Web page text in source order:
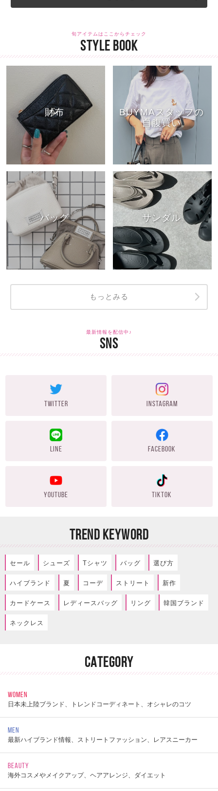
旬アイテムはここからチェック
STYLE BOOK
財布
BUYMAスタッフの
自腹買い
バッグ サンダル
もっとみる
最新情報を配信中♪
SNS
TWITTER INSTAGRAM
LINE FACEBOOK
YOUTUBE TIKTOK
TREND KEYWORD
セール シューズ Tシャツ バッグ 選び方
ハイブランド 夏 コーデ ストリート 新作
カードケース レディースバッグ リング 韓国ブランド
ネックレス
CATEGORY
WOMEN
日本未上陸ブランド、トレンドコーディネート、オシャレのコツ
MEN
最新ハイブランド情報、ストリートファッション、レアスニーカー
BEAUTY
海外コスメやメイクアップ、ヘアアレンジ、ダイエット